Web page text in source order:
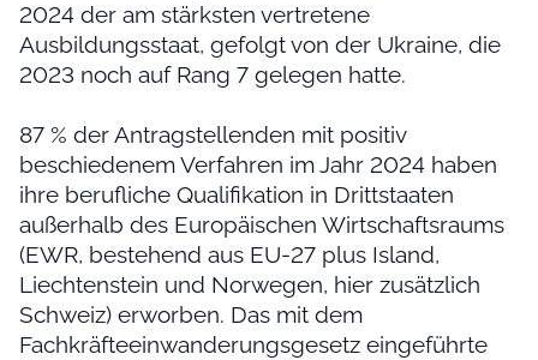
2024 der am stärksten vertretene
Ausbildungsstaat, gefolgt von der Ukraine, die
2023 noch auf Rang 7 gelegen hatte.
87 % der Antragstellenden mit positiv
beschiedenem Verfahren im Jahr 2024 haben
ihre berufliche Qualifikation in Drittstaaten
außerhalb des Europäischen Wirtschaftsraums
(EWR, bestehend aus EU-27 plus Island,
Liechtenstein und Norwegen, hier zusätzlich
Schweiz) erworben. Das mit dem
Fachkräfteeinwanderungsgesetz eingeführte